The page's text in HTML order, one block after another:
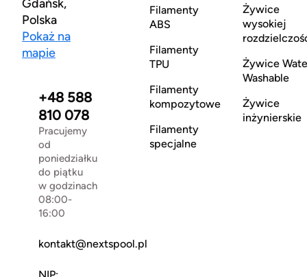
Gdańsk,
Polska
Pokaż na
mapie
+48 588
810 078
Pracujemy
od
poniedziałku
do piątku
w godzinach
08:00-
16:00
kontakt@nextspool.pl
Filamenty
ABS
Filamenty
TPU
Filamenty
kompozytowe
Filamenty
specjalne
Żywice
wysokiej
Żywice
Washable
Żywice
inżynierskie